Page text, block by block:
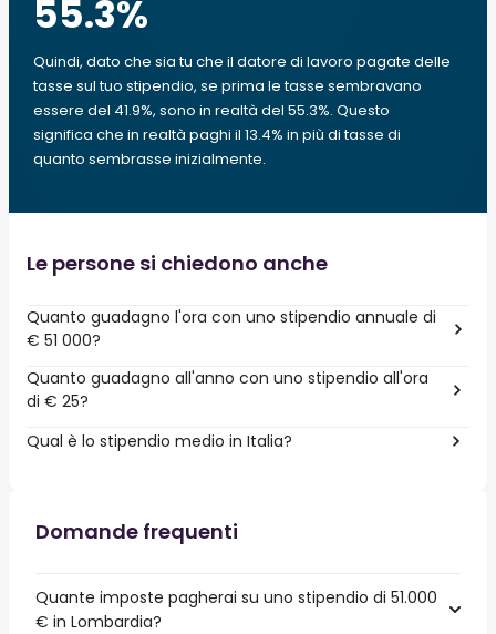
55.3%
Quindi, dato che sia tu che il datore di lavoro pagate delle
tasse sul tuo stipendio, se prima le tasse sembravano
essere del 41.9%, sono in realtà del 55.3%. Questo
significa che in realtà paghi il 13.4% in più di tasse di
quanto sembrasse inizialmente.
Le persone si chiedono anche
Quanto guadagno l'ora con uno stipendio annuale di
€ 51 000?
Quanto guadagno all'anno con uno stipendio all'ora
di € 25?
Qual è lo stipendio medio in Italia?
Domande frequenti
Quante imposte pagherai su uno stipendio di 51.000
€ in Lombardia?